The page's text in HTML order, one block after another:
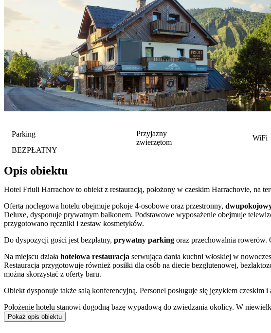
Parking
BEZPŁATNY
Przyjazny
zwierzętom
WiFi
Opis obiektu
Hotel Friuli Harrachov to obiekt z restauracją, położony w czeskim Harrachovie, na
Oferta noclegowa hotelu obejmuje pokoje 4-osobowe oraz przestronny,
Deluxe, dysponuje prywatnym balkonem. Podstawowe wyposażenie obejmuje
przygotowano ręczniki i zestaw kosmetyków.
Do dyspozycji gości jest bezpłatny, prywatny parking oraz przechowalnia rowerów.
Na miejscu działa hotelowa restauracja serwująca dania kuchni włoskiej w
Restauracja przygotowuje również posiłki dla osób na diecie bezglutenowej,
można skorzystać z oferty baru.
Obiekt dysponuje także salą konferencyjną. Personel posługuje się językiem czeskim i
Położenie hotelu stanowi dogodną bazę wypadową do zwiedzania okolicy. W
Mumlavyoraz dolna stacja kolei linowej. W pobliżu zlokalizowane są także inne
popularnekąpiele piwne
Pokaż opis obiektu